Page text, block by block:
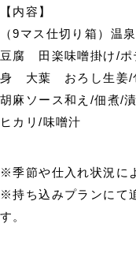
【内容】
（9マス仕切り箱）
豆腐 田楽味噌掛け/ポ
身 大葉 おろし生姜/
胡麻ソース和え/佃煮/
ヒカリ/味噌汁
※季節や仕入れ状況に
※持ち込みプランにて
す。